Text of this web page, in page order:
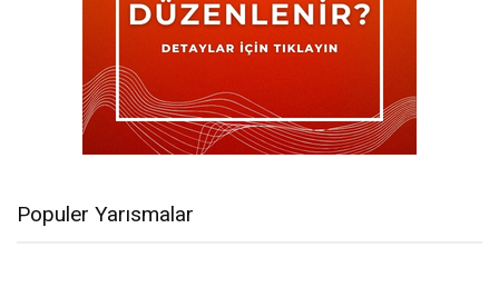
Populer Yarısmalar